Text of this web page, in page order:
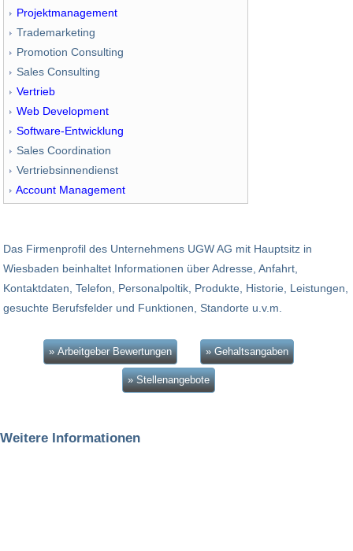
Projektmanagement
Trademarketing
Promotion Consulting
Sales Consulting
Vertrieb
Web Development
Software-Entwicklung
Sales Coordination
Vertriebsinnendienst
Account Management
Das Firmenprofil des Unternehmens UGW AG mit Hauptsitz in
Wiesbaden beinhaltet Informationen über Adresse, Anfahrt,
Kontaktdaten, Telefon, Personalpoltik, Produkte, Historie, Leistungen,
gesuchte Berufsfelder und Funktionen, Standorte u.v.m.
» Arbeitgeber Bewertungen » Gehaltsangaben
» Stellenangebote
Weitere Informationen